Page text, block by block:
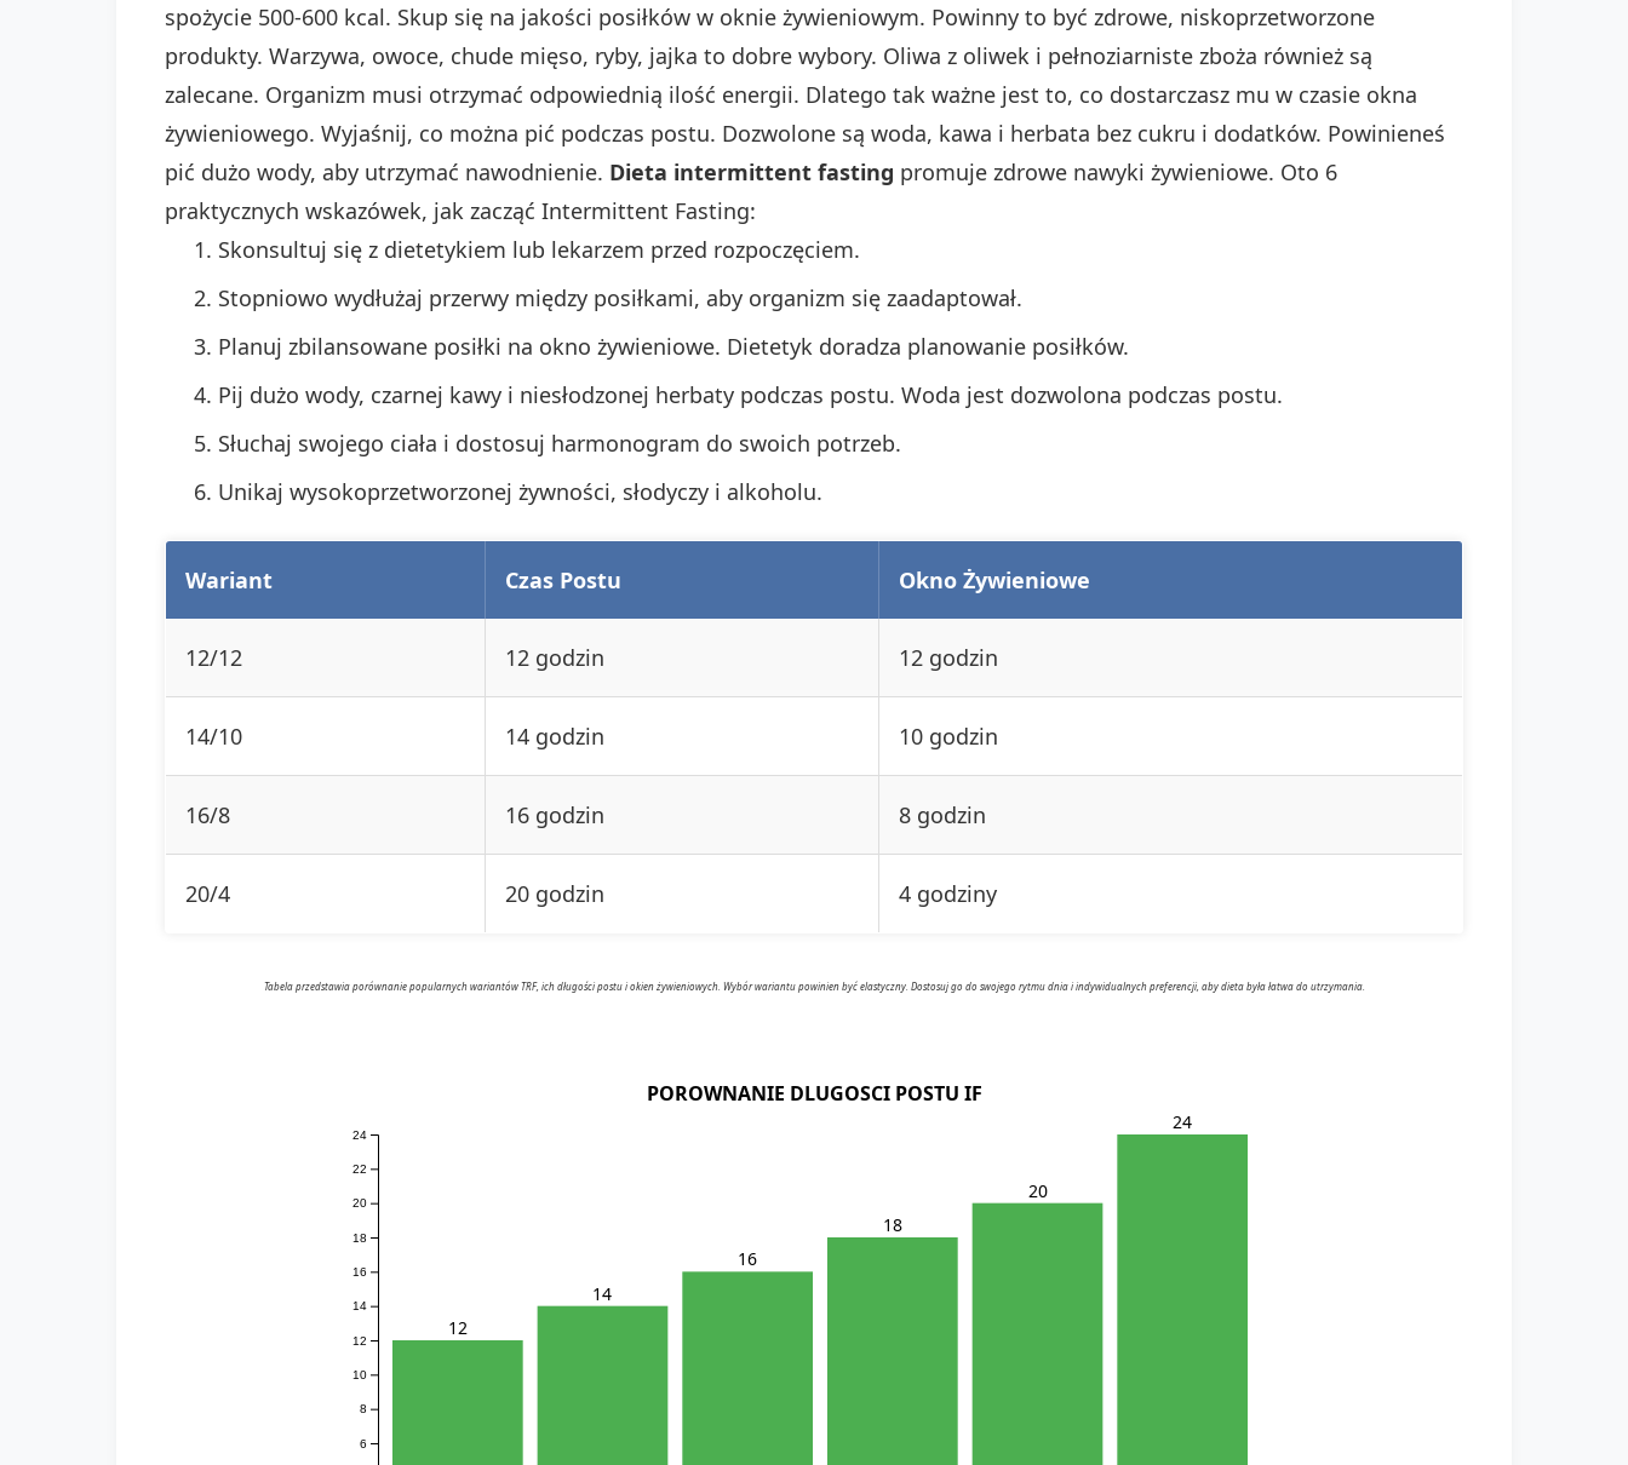
spożycie 500-600 kcal. Skup się na jakości posiłków w oknie żywieniowym. Powinny to być zdrowe, niskoprzetworzone
produkty. Warzywa, owoce, chude mięso, ryby, jajka to dobre wybory. Oliwa z oliwek i pełnoziarniste zboża również są
zalecane. Organizm musi otrzymać odpowiednią ilość energii. Dlatego tak ważne jest to, co dostarczasz mu w czasie okna
żywieniowego. Wyjaśnij, co można pić podczas postu. Dozwolone są woda, kawa i herbata bez cukru i dodatków. Powinieneś
pić dużo wody, aby utrzymać nawodnienie. Dieta intermittent fasting promuje zdrowe nawyki żywieniowe. Oto 6
praktycznych wskazówek, jak zacząć Intermittent Fasting:
Skonsultuj się z dietetykiem lub lekarzem przed rozpoczęciem.
Stopniowo wydłużaj przerwy między posiłkami, aby organizm się zaadaptował.
Planuj zbilansowane posiłki na okno żywieniowe. Dietetyk doradza planowanie posiłków.
Pij dużo wody, czarnej kawy i niesłodzonej herbaty podczas postu. Woda jest dozwolona podczas postu.
Słuchaj swojego ciała i dostosuj harmonogram do swoich potrzeb.
Unikaj wysokoprzetworzonej żywności, słodyczy i alkoholu.
Wariant Czas Postu Okno Żywieniowe
12/12 12 godzin 12 godzin
14/10 14 godzin 10 godzin
16/8 16 godzin 8 godzin
20/4 20 godzin 4 godziny
Tabela przedstawia porównanie popularnych wariantów TRF, ich długości postu i okien żywieniowych. Wybór wariantu powinien być elastyczny. Dostosuj go do swojego rytmu dnia i indywidualnych preferencji, aby dieta była łatwa do utrzymania.
POROWNANIE DLUGOSCI POSTU IF
6
8
10
12
14
16
18
20
22
24
12
14
16
18
20
24